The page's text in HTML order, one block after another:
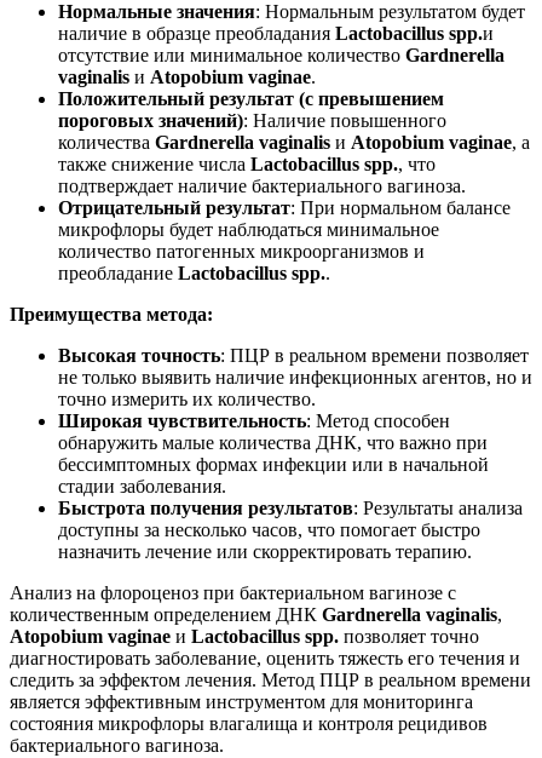
Нормальные значения: Нормальным результатом будет
наличие в образце преобладания Lactobacillus spp.и
отсутствие или минимальное количество Gardnerella
vaginalis и Atopobium vaginae.
Положительный результат (с превышением
пороговых значений): Наличие повышенного
количества Gardnerella vaginalis и Atopobium vaginae, а
также снижение числа Lactobacillus spp., что
подтверждает наличие бактериального вагиноза.
Отрицательный результат: При нормальном балансе
микрофлоры будет наблюдаться минимальное
количество патогенных микроорганизмов и
преобладание Lactobacillus spp..
Преимущества метода:
Высокая точность: ПЦР в реальном времени позволяет
не только выявить наличие инфекционных агентов, но и
точно измерить их количество.
Широкая чувствительность: Метод способен
обнаружить малые количества ДНК, что важно при
бессимптомных формах инфекции или в начальной
стадии заболевания.
Быстрота получения результатов: Результаты анализа
доступны за несколько часов, что помогает быстро
назначить лечение или скорректировать терапию.
Анализ на флороценоз при бактериальном вагинозе с
количественным определением ДНК Gardnerella vaginalis,
Atopobium vaginae и Lactobacillus spp. позволяет точно
диагностировать заболевание, оценить тяжесть его течения и
следить за эффектом лечения. Метод ПЦР в реальном времени
является эффективным инструментом для мониторинга
состояния микрофлоры влагалища и контроля рецидивов
бактериального вагиноза.